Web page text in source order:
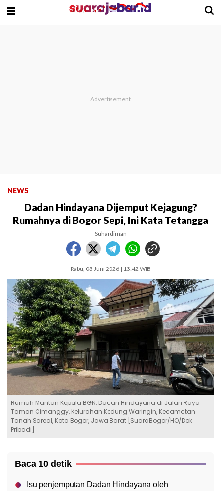
NEWS
Dadan Hindayana Dijemput Kejagung?
Rumahnya di Bogor Sepi, Ini Kata Tetangga
Suhardiman
Rabu, 03 Juni 2026 | 13:42 WIB
Rumah Mantan Kepala BGN, Dadan Hindayana di Jalan Raya
Taman Cimanggy, Kelurahan Kedung Waringin, Kecamatan
Tanah Sareal, Kota Bogor, Jawa Barat [SuaraBogor/HO/Dok
Pribadi]
Baca 10 detik
Isu penjemputan Dadan Hindayana oleh